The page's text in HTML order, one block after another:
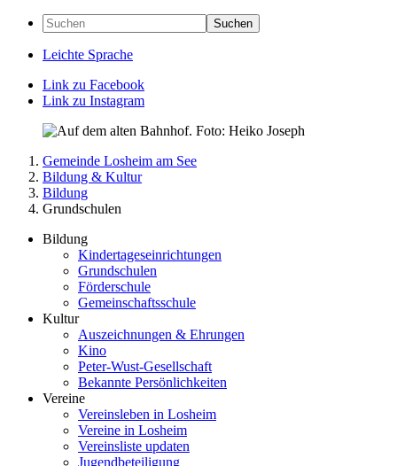
Suchen
Leichte Sprache
Link zu Facebook
Link zu Instagram
Gemeinde Losheim am See
Bildung & Kultur
Bildung
Grundschulen
Bildung
Kindertageseinrichtungen
Grundschulen
Förderschule
Gemeinschaftsschule
Kultur
Auszeichnungen & Ehrungen
Kino
Peter-Wust-Gesellschaft
Bekannte Persönlichkeiten
Vereine
Vereinsleben in Losheim
Vereine in Losheim
Vereinsliste updaten
Jugendbeteiligung